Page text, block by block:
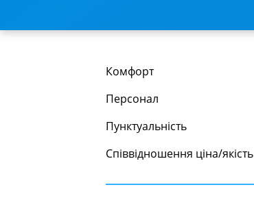
Комфорт
Персонал
Пунктуальність
Співвідношення ціна/якість